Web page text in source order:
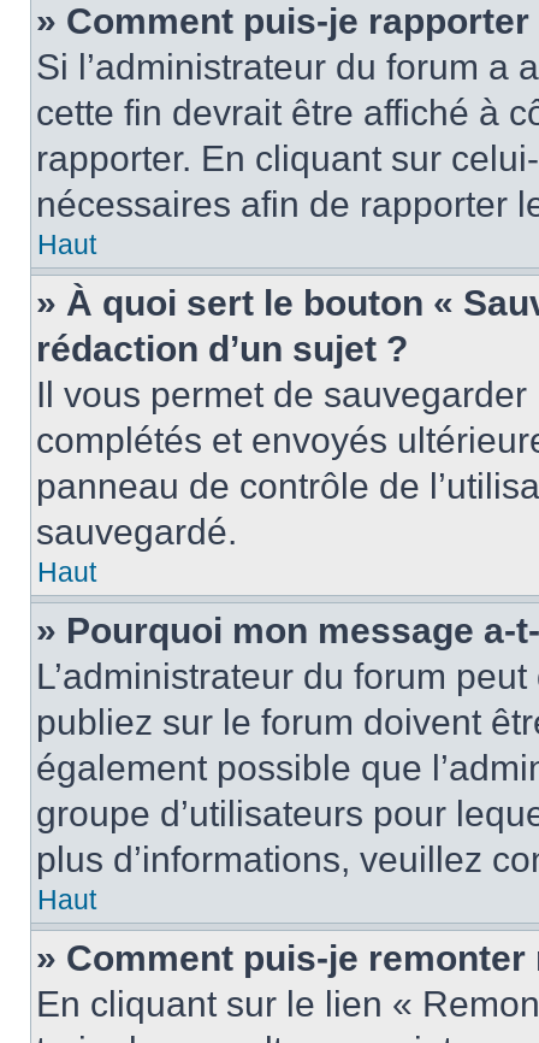
» Comment puis-je
Si l’administrateur du forum a
cette fin devrait être affiché à
rapporter. En cliquant sur
nécessaires afin de rapporter
Haut
» À quoi sert le bouton «
rédaction d’un sujet ?
Il vous permet de
complétés et envoyés
panneau de contrôle de
sauvegardé.
Haut
» Pourquoi mon message a-
L’administrateur du forum
publiez sur le forum doivent
également possible que
groupe d’utilisateurs pour
plus d’informations, veuillez
Haut
» Comment puis-je
En cliquant sur le lien «